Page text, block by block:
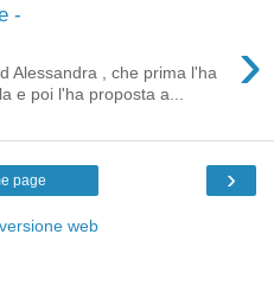
-
›
Alessandra , che prima l'ha
e poi l'ha proposta a...
›
page
web